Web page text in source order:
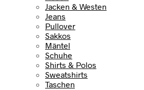
Jacken & Westen
Jeans
Pullover
Sakkos
Mäntel
Schuhe
Shirts & Polos
Sweatshirts
Taschen